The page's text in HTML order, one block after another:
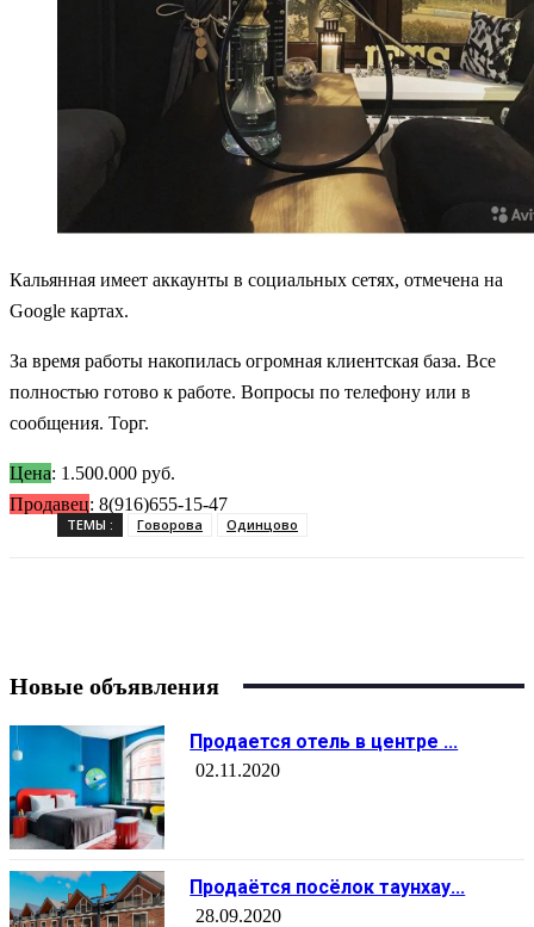
Кальянная имеет аккаунты в социальных сетях, отмечена на
Google картах.
За время работы накопилась огромная клиентская база. Все
полностью готово к работе. Вопросы по телефону или в
сообщения. Торг.
Цена: 1.500.000 руб.
Продавец: 8(916)655-15-47
ТЕМЫ : Говорова Одинцово
Новые объявления
Продается отель в центре ...
02.11.2020
Продаётся посёлок таунхау...
28.09.2020